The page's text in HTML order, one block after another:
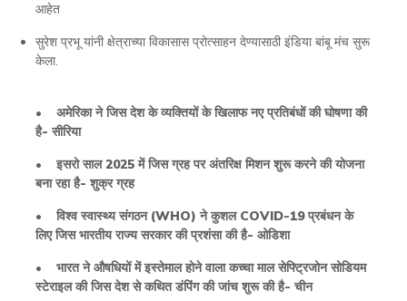
आहेत
सुरेश प्रभू यांनी क्षेत्राच्या विकासास प्रोत्साहन देण्यासाठी इंडिया बांबू मंच सुरू
केला.
• अमेरिका ने जिस देश के व्यक्तियों के खिलाफ नए प्रतिबंधों की घोषणा की
है- सीरिया
• इसरो साल 2025 में जिस ग्रह पर अंतरिक्ष मिशन शुरू करने की योजना
बना रहा है- शुक्र ग्रह
• विश्व स्वास्थ्य संगठन (WHO) ने कुशल COVID-19 प्रबंधन के
लिए जिस भारतीय राज्य सरकार की प्रशंसा की है- ओडिशा
• भारत ने औषधियों में इस्तेमाल होने वाला कच्चा माल सेफ्ट्रिजोन सोडियम
स्टेराइल की जिस देश से कथित डंपिंग की जांच शुरू की है- चीन